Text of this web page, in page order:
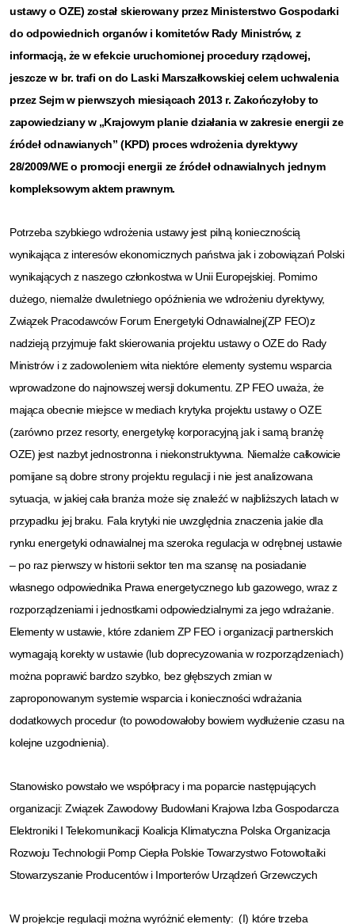
ustawy o OZE) został skierowany przez Ministerstwo Gospodarki
do odpowiednich organów i komitetów Rady Ministrów, z
informacją, że w efekcie uruchomionej procedury rządowej,
jeszcze w br. trafi on do Laski Marszałkowskiej celem uchwalenia
przez Sejm w pierwszych miesiącach 2013 r. Zakończyłoby to
zapowiedziany w „Krajowym planie działania w zakresie energii ze
źródeł odnawianych” (KPD) proces wdrożenia dyrektywy
28/2009/WE o promocji energii ze źródeł odnawialnych jednym
kompleksowym aktem prawnym.
Potrzeba szybkiego wdrożenia ustawy jest pilną koniecznością
wynikająca z interesów ekonomicznych państwa jak i zobowiązań Polski
wynikających z naszego członkostwa w Unii Europejskiej. Pomimo
dużego, niemalże dwuletniego opóźnienia we wdrożeniu dyrektywy,
Związek Pracodawców Forum Energetyki Odnawialnej(ZP FEO)z
nadzieją przyjmuje fakt skierowania projektu ustawy o OZE do Rady
Ministrów i z zadowoleniem wita niektóre elementy systemu wsparcia
wprowadzone do najnowszej wersji dokumentu. ZP FEO uważa, że
mająca obecnie miejsce w mediach krytyka projektu ustawy o OZE
(zarówno przez resorty, energetykę korporacyjną jak i samą branżę
OZE) jest nazbyt jednostronna i niekonstruktywna. Niemalże całkowicie
pomijane są dobre strony projektu regulacji i nie jest analizowana
sytuacja, w jakiej cała branża może się znaleźć w najbliższych latach w
przypadku jej braku. Fala krytyki nie uwzględnia znaczenia jakie dla
rynku energetyki odnawialnej ma szeroka regulacja w odrębnej ustawie
– po raz pierwszy w historii sektor ten ma szansę na posiadanie
własnego odpowiednika Prawa energetycznego lub gazowego, wraz z
rozporządzeniami i jednostkami odpowiedzialnymi za jego wdrażanie.
Elementy w ustawie, które zdaniem ZP FEO i organizacji partnerskich
wymagają korekty w ustawie (lub doprecyzowania w rozporządzeniach)
można poprawić bardzo szybko, bez głębszych zmian w
zaproponowanym systemie wsparcia i konieczności wdrażania
dodatkowych procedur (to powodowałoby bowiem wydłużenie czasu na
kolejne uzgodnienia).
Stanowisko powstało we współpracy i ma poparcie następujących
organizacji: Związek Zawodowy Budowlani Krajowa Izba Gospodarcza
Elektroniki I Telekomunikacji Koalicja Klimatyczna Polska Organizacja
Rozwoju Technologii Pomp Ciepła Polskie Towarzystwo Fotowoltaiki
Stowarzyszanie Producentów i Importerów Urządzeń Grzewczych
W projekcje regulacji można wyróżnić elementy: (I) które trzeba